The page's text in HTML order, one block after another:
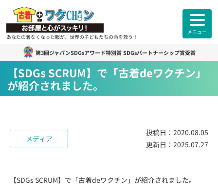
あなたの着なくなった服が、世界の子どもたちの命を救う！
メニュー
古着deワクチンについて
各拠点紹介
古着deワクチンセンター紹介
ご利用者様 のお声 よくあるご質問
第3回ジャパンSDGsアワード特別賞 SDGsパートナーシップ賞受賞
【SDGs SCRUM】で「古着deワクチン」
が紹介されました。
メディア
投稿日： 2020.08.05
更新日： 2025.07.27
【SDGs SCRUM】で「古着deワクチン」が紹介されました。